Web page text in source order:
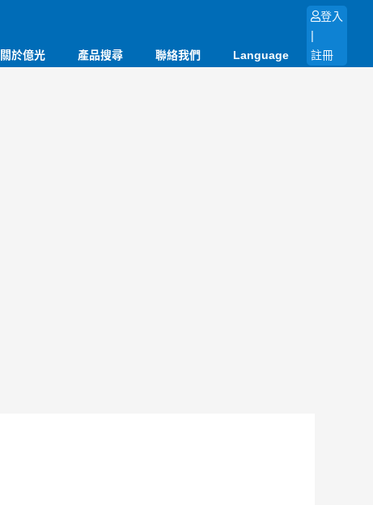
關於億光 產品搜尋 聯絡我們 Language
登入
|
註冊